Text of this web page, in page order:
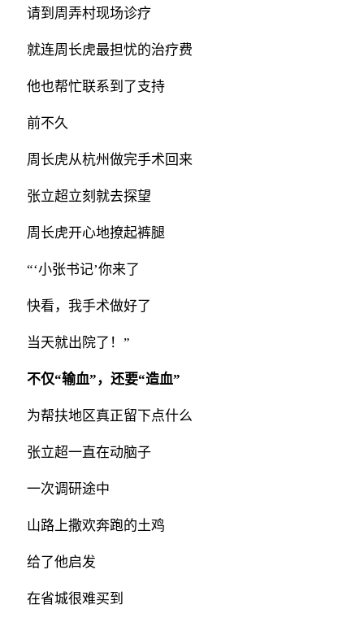
请到周弄村现场诊疗
就连周长虎最担忧的治疗费
他也帮忙联系到了支持
前不久
周长虎从杭州做完手术回来
张立超立刻就去探望
周长虎开心地撩起裤腿
“‘小张书记’你来了
快看，我手术做好了
当天就出院了！”
不仅“输血”，还要“造血”
为帮扶地区真正留下点什么
张立超一直在动脑子
一次调研途中
山路上撒欢奔跑的土鸡
给了他启发
在省城很难买到